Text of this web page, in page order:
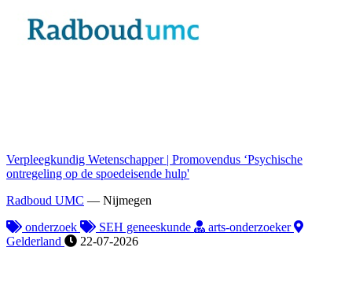
Verpleegkundig Wetenschapper | Promovendus ‘Psychische
ontregeling op de spoedeisende hulp'
Radboud UMC — Nijmegen
onderzoek
SEH geneeskunde
arts-onderzoeker
Gelderland
22-07-2026